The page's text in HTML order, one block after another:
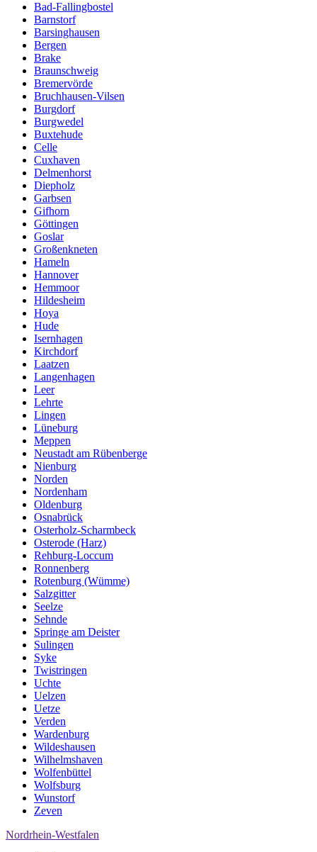
Bad-Fallingbostel
Barnstorf
Barsinghausen
Bergen
Brake
Braunschweig
Bremervörde
Bruchhausen-Vilsen
Burgdorf
Burgwedel
Buxtehude
Celle
Cuxhaven
Delmenhorst
Diepholz
Garbsen
Gifhorn
Göttingen
Goslar
Großenkneten
Hameln
Hannover
Hemmoor
Hildesheim
Hoya
Hude
Isernhagen
Kirchdorf
Laatzen
Langenhagen
Leer
Lehrte
Lingen
Lüneburg
Meppen
Neustadt am Rübenberge
Nienburg
Norden
Nordenham
Oldenburg
Osnabrück
Osterholz-Scharmbeck
Osterode (Harz)
Rehburg-Loccum
Ronnenberg
Rotenburg (Wümme)
Salzgitter
Seelze
Sehnde
Springe am Deister
Sulingen
Syke
Twistringen
Uchte
Uelzen
Uetze
Verden
Wardenburg
Wildeshausen
Wilhelmshaven
Wolfenbüttel
Wolfsburg
Wunstorf
Zeven
Nordrhein-Westfalen